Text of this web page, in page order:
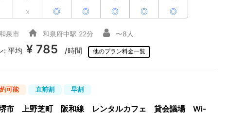
x ◎ ◎ ◎ ◎ ◎
泉市 和泉府中駅 22分 〜8人
:平均 ¥ 785 /時間 他のプラン料金一覧
可能 直前割 早割
市 上野芝町 阪和線 レンタルカフェ 貸会議場 Wi-